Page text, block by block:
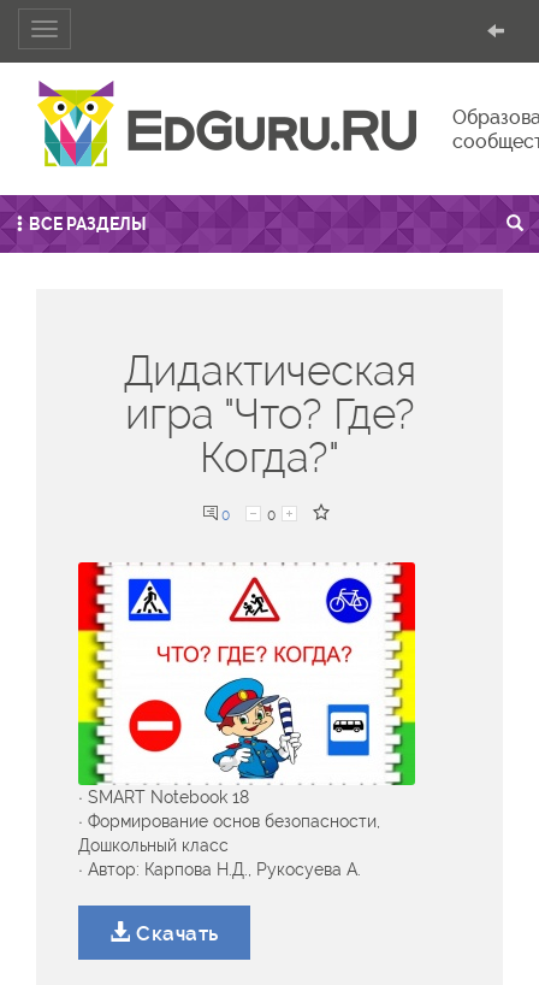
Toggle
navigation
ВСЕ РАЗДЕЛЫ
Дидактическая
игра "Что? Где?
Когда?"
0 0
· SMART Notebook 18
· Формирование основ безопасности,
Дошкольный класс
· Автор: Карпова Н.Д., Рукосуева А.
Скачать